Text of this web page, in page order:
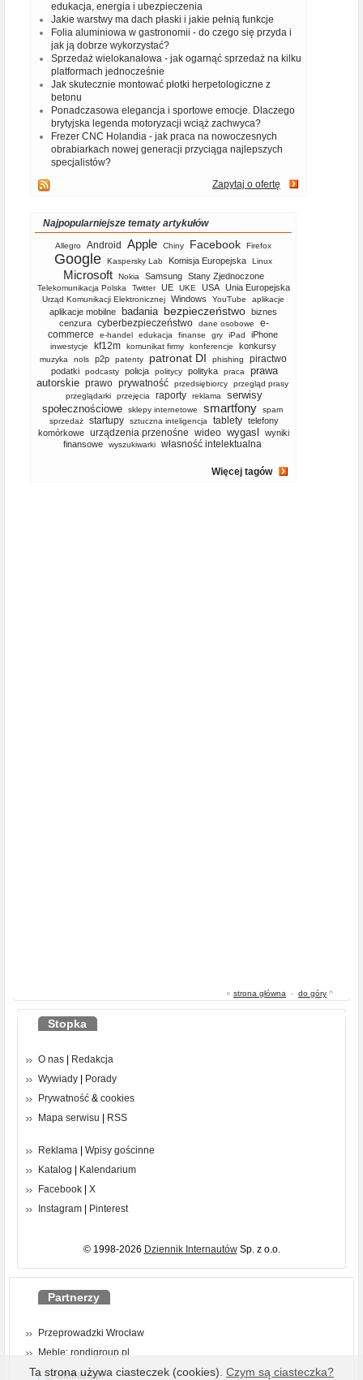
edukacja, energia i ubezpieczenia
Jakie warstwy ma dach płaski i jakie pełnią funkcje
Folia aluminiowa w gastronomii - do czego się przyda i
jak ją dobrze wykorzystać?
Sprzedaż wielokanałowa - jak ogarnąć sprzedaż na kilku
platformach jednocześnie
Jak skutecznie montować płotki herpetologiczne z
betonu
Ponadczasowa elegancja i sportowe emocje. Dlaczego
brytyjska legenda motoryzacji wciąż zachwyca?
Frezer CNC Holandia - jak praca na nowoczesnych
obrabiarkach nowej generacji przyciąga najlepszych
specjalistów?
Zapytaj o ofertę
Najpopularniejsze tematy artykułów
Allegro Android Apple Chiny Facebook Firefox
Google Kaspersky Lab Komisja Europejska Linux
Microsoft Nokia Samsung Stany Zjednoczone
Telekomunikacja Polska Twitter UE UKE USA Unia Europejska
Urząd Komunikacji Elektronicznej Windows YouTube aplikacje
aplikacje mobilne badania bezpieczeństwo biznes
cenzura cyberbezpieczeństwo dane osobowe
e-
commerce
e-handel edukacja finanse gry iPad iPhone
inwestycje kf12m komunikat firmy konferencje konkursy
muzyka nols p2p patenty patronat DI phishing piractwo
podatki podcasty policja politycy polityka praca
prawa
autorskie prawo prywatność przedsiębiorcy
przegląd prasy
przeglądarki
przejęcia raporty reklama
serwisy
społecznościowe
sklepy internetowe smartfony
spam
sprzedaż
startupy sztuczna inteligencja tablety telefony
komórkowe
urządzenia przenośne wideo wygasl
wyniki
finansowe
wyszukiwarki własność intelektualna
Więcej tagów
« strona główna - do góry ^
Stopka
O nas
Redakcja
Wywiady
Porady
Prywatność & cookies
Mapa serwisu
RSS
Reklama
Wpisy gościnne
Katalog
Kalendarium
Facebook
X
Instagram
Pinterest
© 1998-2026 Dziennik InternautówSp. z o.o.
Partnerzy
Przeprowadzki Wrocław
Meble: rondigroup.pl
Ta strona używa ciasteczek (cookies). Czym są ciasteczka?